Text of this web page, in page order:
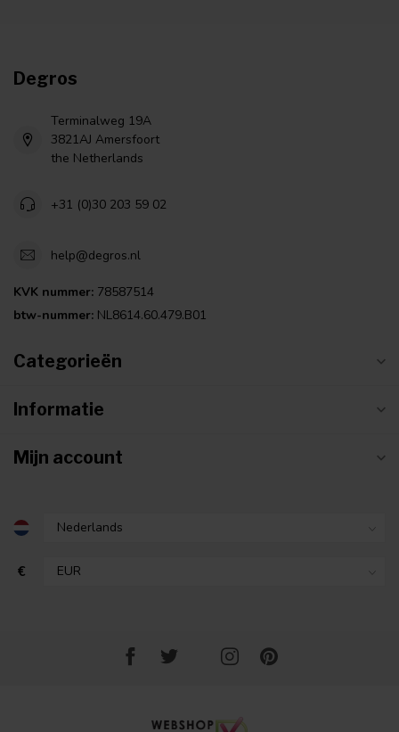
Degros
Terminalweg 19A
3821AJ Amersfoort
the Netherlands
+31 (0)30 203 59 02
help@degros.nl
KVK nummer: 78587514
btw-nummer: NL8614.60.479.B01
Categorieën
Informatie
Mijn account
€